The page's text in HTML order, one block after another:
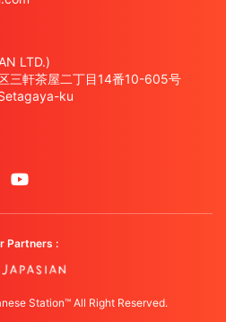
LTD.)
軒茶屋二丁目14番10-605号
ku
Partners :
Station™ All Right Reserved.